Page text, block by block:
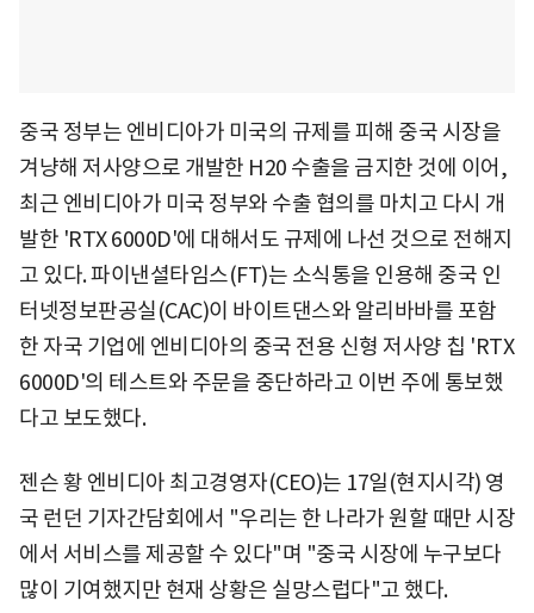
중국 정부는 엔비디아가 미국의 규제를 피해 중국 시장을
겨냥해 저사양으로 개발한 H20 수출을 금지한 것에 이어,
최근 엔비디아가 미국 정부와 수출 협의를 마치고 다시 개
발한 'RTX 6000D'에 대해서도 규제에 나선 것으로 전해지
고 있다. 파이낸셜타임스(FT)는 소식통을 인용해 중국 인
터넷정보판공실(CAC)이 바이트댄스와 알리바바를 포함
한 자국 기업에 엔비디아의 중국 전용 신형 저사양 칩 'RTX
6000D'의 테스트와 주문을 중단하라고 이번 주에 통보했
다고 보도했다.
젠슨 황 엔비디아 최고경영자(CEO)는 17일(현지시각) 영
국 런던 기자간담회에서 "우리는 한 나라가 원할 때만 시장
에서 서비스를 제공할 수 있다"며 "중국 시장에 누구보다
많이 기여했지만 현재 상황은 실망스럽다"고 했다.